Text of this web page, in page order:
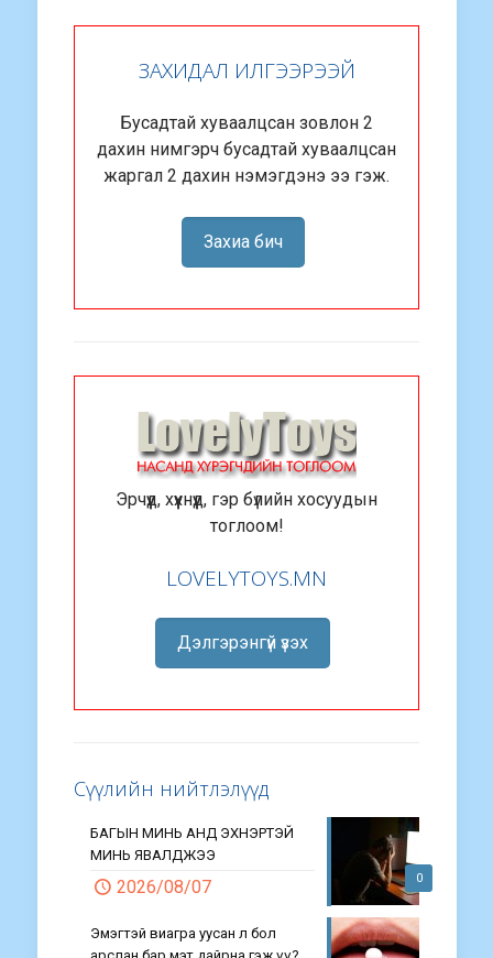
ЗАХИДАЛ ИЛГЭЭРЭЭЙ
Бусадтай хуваалцсан зовлон 2
дахин нимгэрч бусадтай хуваалцсан
жаргал 2 дахин нэмэгдэнэ ээ гэж.
Захиа бич
Эрчүүд, хүүхнүүд, гэр бүлийн хосуудын
тоглоом!
LOVELYTOYS.MN
Дэлгэрэнгүй үзэх
Сүүлийн нийтлэлүүд
0
БАГЫН МИНЬ АНД ЭХНЭРТЭЙ
МИНЬ ЯВАЛДЖЭЭ
2026/08/07
Эмэгтэй виагра уусан л бол